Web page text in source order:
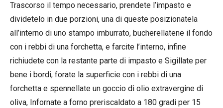
Trascorso il tempo necessario, prendete l’impasto e
dividetelo in due porzioni, una di queste posizionatela
all’interno di uno stampo imburrato, bucherellatene il fondo
con i rebbi di una forchetta, e farcite l’interno, infine
richiudete con la restante parte di impasto e Sigillate per
bene i bordi, forate la superficie con i rebbi di una
forchetta e spennellate un goccio di olio extravergine di
oliva, Infornate a forno preriscaldato a 180 gradi per 15